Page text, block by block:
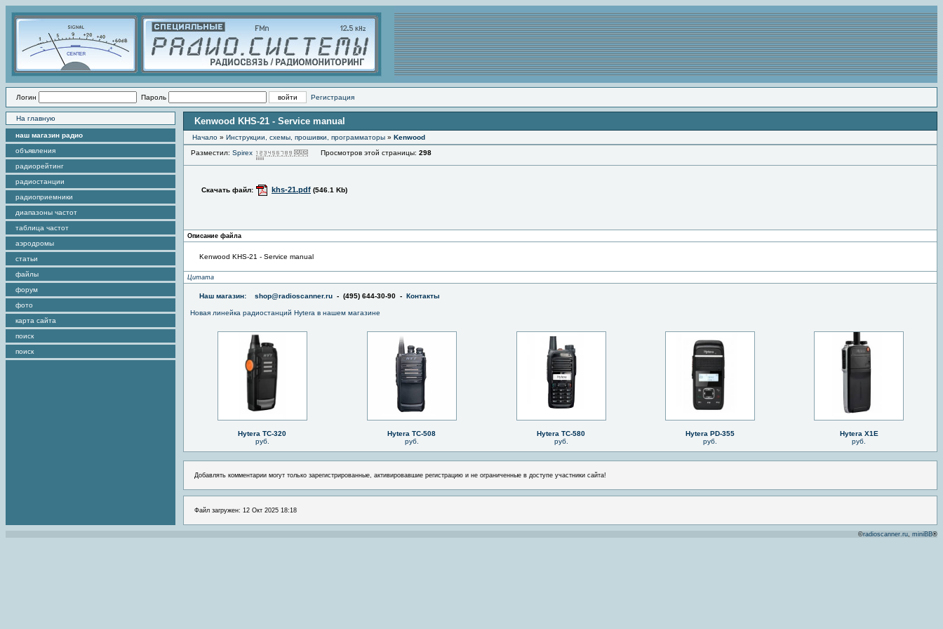
Логин Пароль Регистрация
На главную
наш магазин радио
объявления
радиорейтинг
радиостанции
радиоприемники
диапазоны частот
таблица частот
аэродромы
статьи
файлы
форум
фото
карта сайта
поиск
поиск
Kenwood KHS-21 - Service manual
Начало » Инструкции, схемы, прошивки, программаторы » Kenwood
Разместил: Spirex Просмотров этой страницы: 298
Скачать файл: khs-21.pdf (546.1 Kb)
Описание файла
Kenwood KHS-21 - Service manual
Цитата
Наш магазин: shop@radioscanner.ru - (495) 644-30-90 - Контакты
Новая линейка радиостанций Hytera в нашем магазине
Hytera TC-320
руб.
Hytera TC-508
руб.
Hytera TC-580
руб.
Hytera PD-355
руб.
Hytera X1E
руб.
Добавлять комментарии могут только зарегистрированные, активировавшие регистрацию и не ограниченные в доступе участники сайта!
Файл загружен: 12 Окт 2025 18:18
©radioscanner.ru, miniBB®